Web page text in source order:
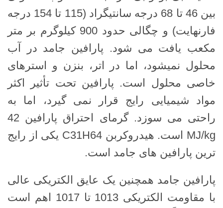
بین 46 تا 68 درجه سانتیگراد (115 تا 154 درجه
فارنهایت) و چگالی حدود 900 کیلوگرم بر متر
مکعب یافت می شود. پارافین جامد در آب
محلول نمیشود، اما در اتر، بنزن و استرهای
خاصی محلول است. پارافین تحت تأثیر اکثر
مواد شیمیایی رایج قرار نمی گیرد، اما به
راحتی می سوزد. گرمای احتراق پارافین 42
MJ/kg است. هیدروکربن C31H64 یکی از رایج
ترین پارافین های جامد است.
پارافین جامد همچنین یک عایق الکتریکی عالی
با مقاومت الکتریکی 1013 تا 1017 اهم است